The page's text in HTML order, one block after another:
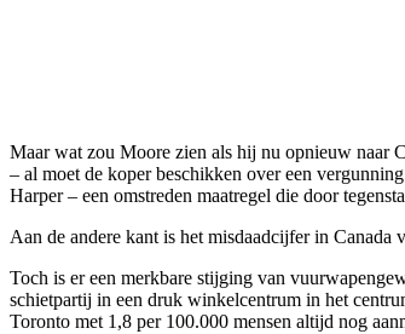
Maar wat zou Moore zien als hij nu opnieuw naar
– al moet de koper beschikken over een
Harper – een omstreden maatregel die door
Aan de andere kant is het misdaadcijfer in Canada
Toch is er een merkbare stijging van
schietpartij in een druk winkelcentrum in het
Toronto met 1,8 per 100.000 mensen altijd nog